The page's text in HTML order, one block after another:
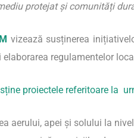
protejat și comunități
vizează susținerea
regulamentelor
proiectele referitoare la
aerului, apei și solului la